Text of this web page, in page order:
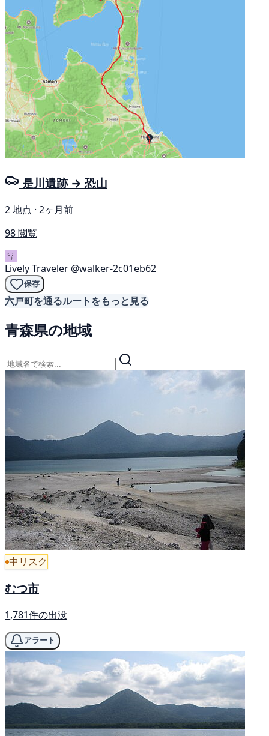
是川遺跡 → 恐山
2 地点 · 2ヶ月前
98 閲覧
Lively Traveler @walker-2c01eb62
保存
六戸町を通るルートをもっと見る
青森県の地域
中リスク
むつ市
1,781件の出没
アラート